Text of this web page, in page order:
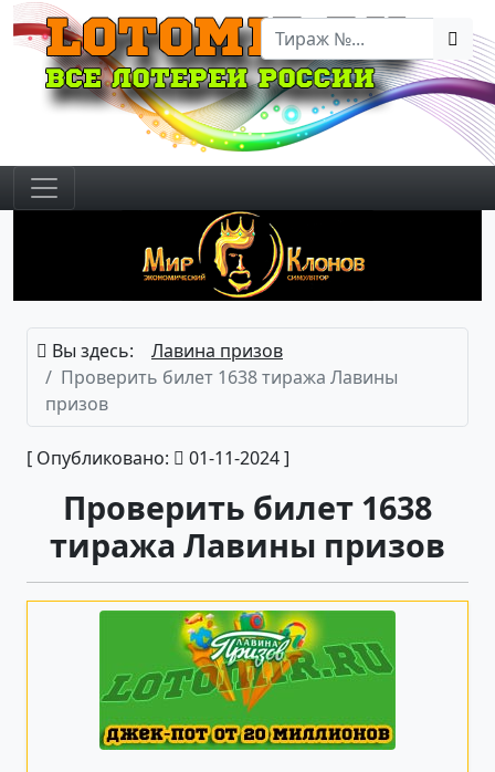
Вы здесь:
Лавина призов
Проверить билет 1638 тиража Лавины
призов
[ Опубликовано: 01-11-2024 ]
Проверить билет 1638
тиража Лавины призов